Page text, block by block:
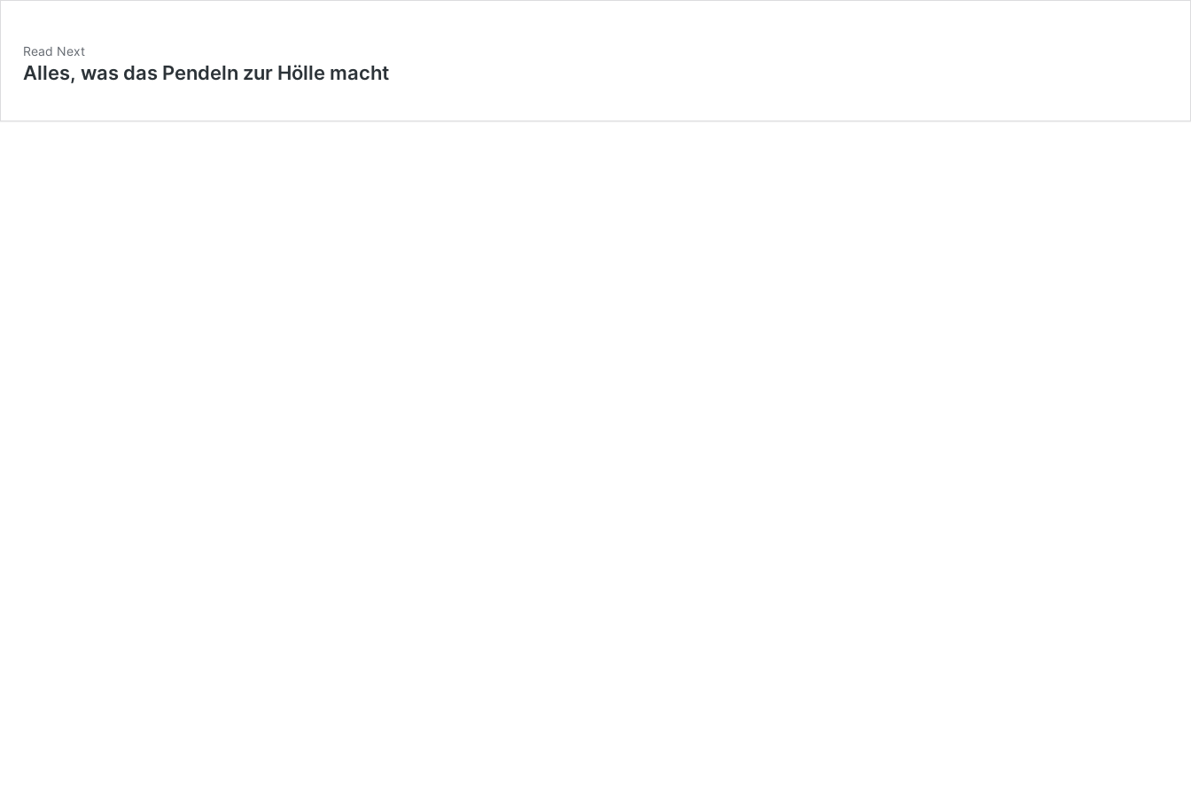
Read Next
Alles, was das Pendeln zur Hölle macht